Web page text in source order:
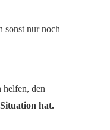
sonst nur noch
helfen, den
hat.